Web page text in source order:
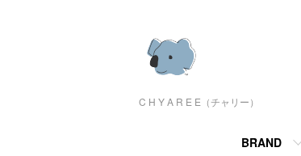
C H Y A R E E（チャリー）
BRAND